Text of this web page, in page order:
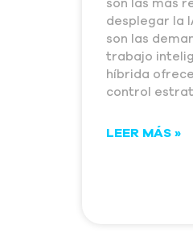
son las más
desplegar la
son las
trabajo
híbrida
control
LEER MÁS »